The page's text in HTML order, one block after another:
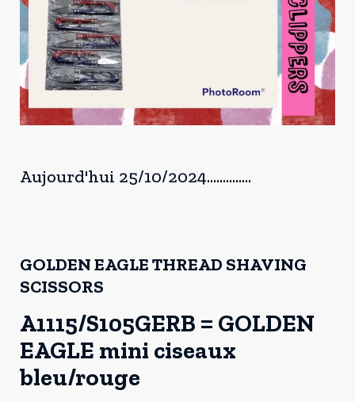
Aujourd'hui 25/10/2024..............
GOLDEN EAGLE THREAD SHAVING
SCISSORS
A1115/S105GERB = GOLDEN
EAGLE mini ciseaux
bleu/rouge